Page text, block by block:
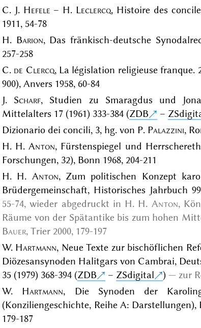
C. J. Hefele – H. Leclercq, Histoire des
1911, 54-78
H. Barion, Das fränkisch-deutsche
257-258
C. de Clercq, La législation religieuse franque.
900), Anvers 1958, 60-84
J. Scharf, Studien zu Smaragdus und
Mittelalters 17 (1961) 333-384 (ZDB –
Dizionario dei concili, 3, hg. von P. Palazzini,
H. H.Anton, Fürstenspiegel und
Forschungen, 32), Bonn 1968, 204-211
H. H. Anton, Zum politischen Konzept
Brüdergemeinschaft, Historisches Jahrbuch
55-74, wieder abgedruckt in H. H. Anton,
Räume von der Spätantike bis zum hohen
Bauer, Trier 2000, 179-197
W. Hartmann, Neue Texte zur bischöflichen
Diözesansynoden Halitgars von Cambrai,
35 (1979) 368-394 (ZDB – ZSdigital )
zur
W. Hartmann, Die Synoden der
(Konziliengeschichte, Reihe A:
179-187